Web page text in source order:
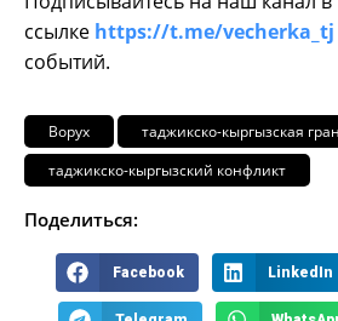
ссылке https://t.me/vecherka_tj
событий.
Ворух
таджикско-кыргызская
таджикско-кыргызский конфликт
Поделиться:
Facebook LinkedIn